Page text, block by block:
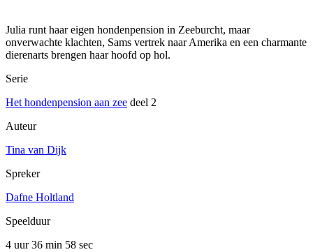
Julia runt haar eigen hondenpension in Zeeburcht, maar
onverwachte klachten, Sams vertrek naar Amerika en een charmante
dierenarts brengen haar hoofd op hol.
Serie
Het hondenpension aan zee deel 2
Auteur
Tina van Dijk
Spreker
Dafne Holtland
Speelduur
4 uur 36 min 58 sec